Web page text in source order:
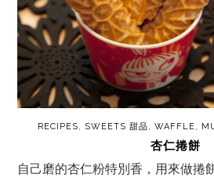
RECIPES SWEETS 甜品 WAFFLE,
杏仁捲餅
自己磨的杏仁粉特別香，用來做捲